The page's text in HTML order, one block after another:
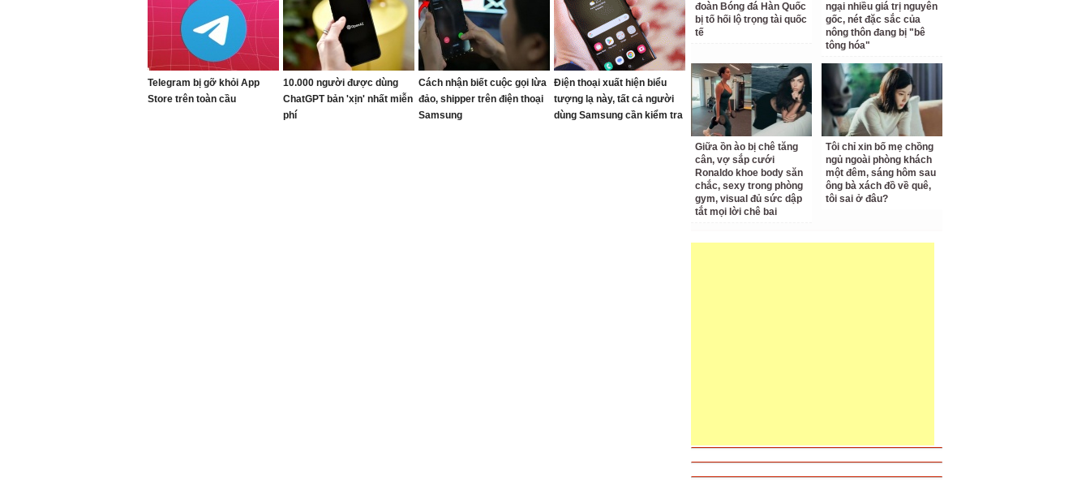
Telegram bị gỡ khỏi App
Store trên toàn cầu
10.000 người được dùng
ChatGPT bản 'xịn' nhất miễn
phí
Cách nhận biết cuộc gọi lừa
đảo, shipper trên điện thoại
Samsung
Điện thoại xuất hiện biểu
tượng lạ này, tất cả người
dùng Samsung cần kiểm tra
đoàn Bóng đá Hàn Quốc
bị tố hối lộ trọng tài quốc
tế
ngại nhiều giá trị nguyên
gốc, nét đặc sắc của
nông thôn đang bị "bê
tông hóa"
Giữa ồn ào bị chê tăng
cân, vợ sắp cưới
Ronaldo khoe body săn
chắc, sexy trong phòng
gym, visual đủ sức dập
tắt mọi lời chê bai
Tôi chỉ xin bố mẹ chồng
ngủ ngoài phòng khách
một đêm, sáng hôm sau
ông bà xách đồ về quê,
tôi sai ở đâu?